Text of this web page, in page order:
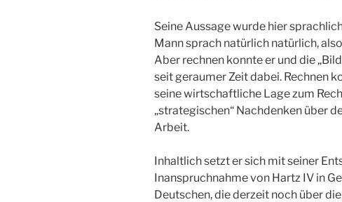
Seine Aussage wurde hier
Mann sprach natürlich natürlich,
Aber rechnen konnte er und die
seit geraumer Zeit dabei. Rechnen
seine wirtschaftliche Lage zum
„strategischen“ Nachdenken über
Arbeit.
Inhaltlich setzt er sich mit seiner
Inanspruchnahme von Hartz IV in
Deutschen, die derzeit noch über